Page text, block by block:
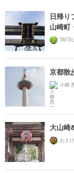
日帰り
山崎町
京都散
小柳
大山崎
おさ